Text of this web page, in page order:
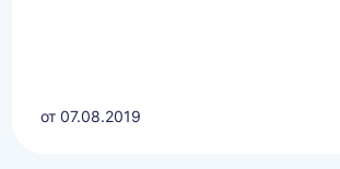
от 07.08.2019